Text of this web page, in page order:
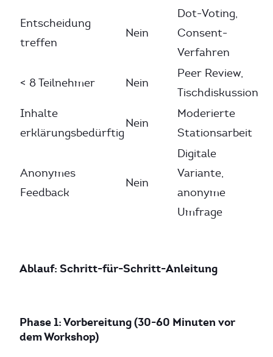
Entscheidung
treffen
Nein
Dot-Voting,
Consent-
Verfahren
< 8 Teilnehmer Nein
Peer Review,
Tischdiskussion
Inhalte
erklärungsbedürftig
Nein
Moderierte
Stationsarbeit
Anonymes
Feedback
Nein
Digitale
Variante,
anonyme
Umfrage
Ablauf: Schritt-für-Schritt-Anleitung
Phase 1: Vorbereitung (30-60 Minuten vor
dem Workshop)